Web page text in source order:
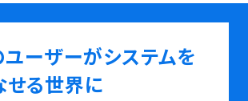
ユーザーがシステムを
せる世界に